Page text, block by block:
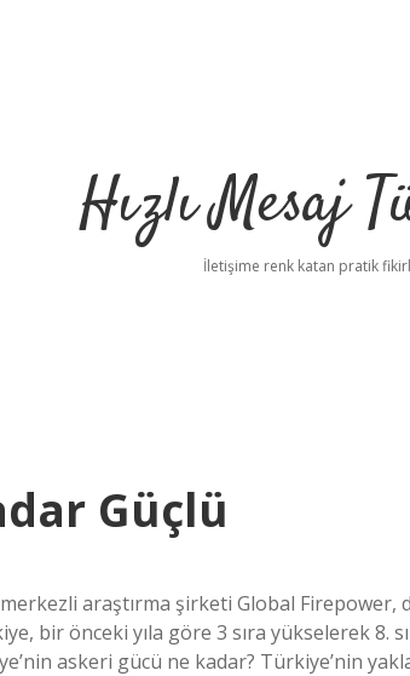
Hızlı Mesaj
İletişime renk katan pratik
Güçlü
araştırma şirketi Global Firepower,
bir önceki yıla göre 3 sıra yükselerek 8.
askeri gücü ne kadar? Türkiye’nin